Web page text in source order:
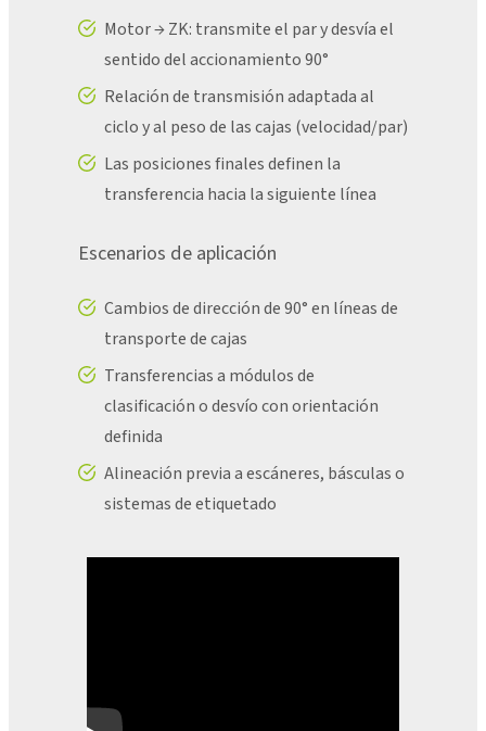
Motor → ZK: transmite el par y desvía el
sentido del accionamiento 90°
Relación de transmisión adaptada al
ciclo y al peso de las cajas (velocidad/par)
Las posiciones finales definen la
transferencia hacia la siguiente línea
Escenarios de aplicación
Cambios de dirección de 90° en líneas de
transporte de cajas
Transferencias a módulos de
clasificación o desvío con orientación
definida
Alineación previa a escáneres, básculas o
sistemas de etiquetado